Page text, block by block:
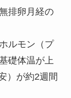
排卵月経の
ルモン（プ
礎体温が上
）が約2週間